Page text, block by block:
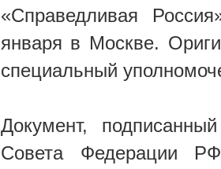
«Справедливая
января в Москве.
специальный
Документ,
Совета Федерации